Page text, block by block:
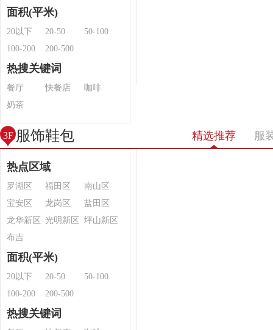
面积(平米)
20以下 20-50
50-100
100-200
200-500
热搜关键词
餐厅 快餐店
咖啡
奶茶
3F 服饰鞋包 精选推荐 服
热点区域
罗湖区 福田区
南山区
宝安区
龙岗区
盐田区
龙华新区
光明新区
坪山新区
布吉
面积(平米)
20以下 20-50
50-100
100-200
200-500
热搜关键词